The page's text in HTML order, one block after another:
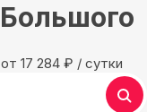
17 284 ₽ / сутки